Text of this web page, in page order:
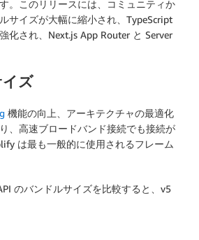
。このリリースには、コミュニティか
サイズが大幅に縮小され、TypeScript
化され、Next.js App Router と Server
ズ
機能の向上、アーキテクチャの最適化
、高速ブロードバンド接続でも接続が
は最も一般的に使用されるフレーム
のバンドルサイズを比較すると、v5